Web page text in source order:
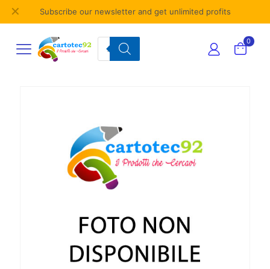
Subscribe our newsletter and get unlimited profits
✕
Products
search
0